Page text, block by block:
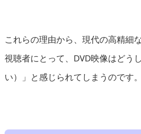
これらの理由から、現代の高精細
視聴者にとって、DVD映像はどう
い）」と感じられてしまうのです。